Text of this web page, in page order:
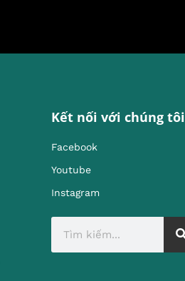
Kết nối với chúng tôi
Facebook
Youtube
Instagram